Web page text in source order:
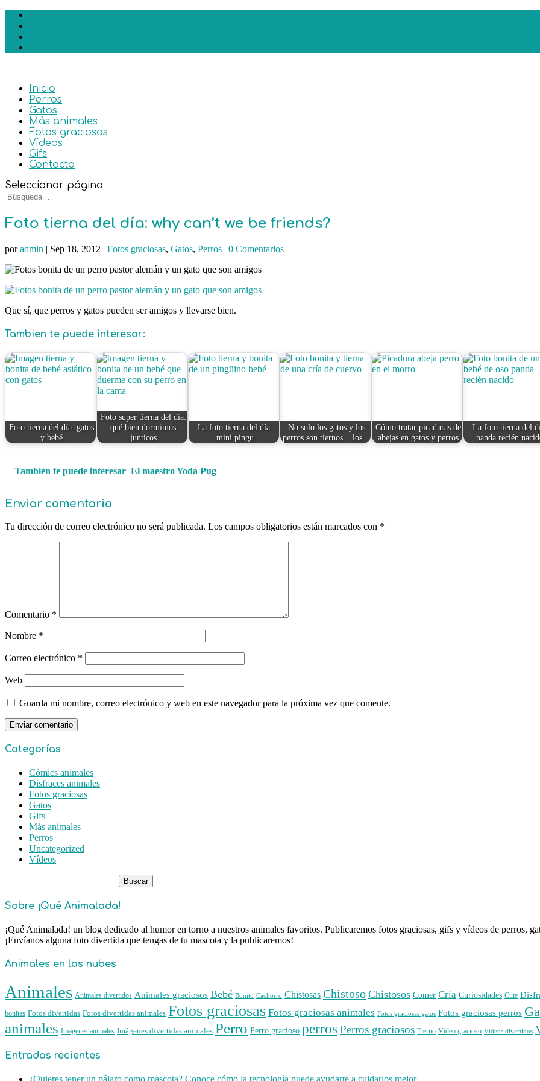
Inicio
Perros
Gatos
Más animales
Fotos graciosas
Vídeos
Gifs
Contacto
Seleccionar página
Foto tierna del día: why can’t we be friends?
poradmin | Sep 18, 2012 | Fotos graciosas, Gatos, Perros | 0 Comentarios
Que sí, que perros y gatos pueden ser amigos y llevarse bien.
Tambien te puede interesar:
Foto tierna del día: gatos
y bebé
Foto super tierna del día:
qué bien dormimos
junticos
La foto tierna del día:
mini pingu
No solo los gatos y los
perros son tiernos... los…
Cómo tratar picaduras de
abejas en gatos y perros
La foto tierna del
panda recién
También te puede interesar El maestro Yoda Pug
Enviar comentario
Tu dirección de correo electrónico no será publicada. Los campos obligatorios están marcados con *
Comentario *
Nombre *
Correo electrónico *
Web
Guarda mi nombre, correo electrónico y web en este navegador para la próxima vez que comente.
Categorías
Cómics animales
Disfraces animales
Fotos graciosas
Gatos
Gifs
Más animales
Perros
Uncategorized
Vídeos
Sobre ¡Qué Animalada!
¡Qué Animalada! un blog dedicado al humor en torno a nuestros animales favoritos. Publicaremos fotos graciosas, gifs y vídeos de perros,
¡Envíanos alguna foto divertida que tengas de tu mascota y la publicaremos!
Animales en las nubes
Animales Animales divertidos Animales graciosos Bebé Bonito Cachorro Chistosas Chistoso Chistosos Comer Cría Curiosidades Cute
bonitas Fotos divertidas Fotos divertidas animales Fotos graciosas Fotos graciosas animales Fotos graciosas gatos Fotos graciosas perros
animales Imágenes animales Imágenes divertidas animales Perro Perro gracioso perros Perros graciosos Tierno Vídeo gracioso Vídeos divertidos
Entradas recientes
¿Quieres tener un pájaro como mascota? Conoce cómo la tecnología puede ayudarte a cuidarlos mejor